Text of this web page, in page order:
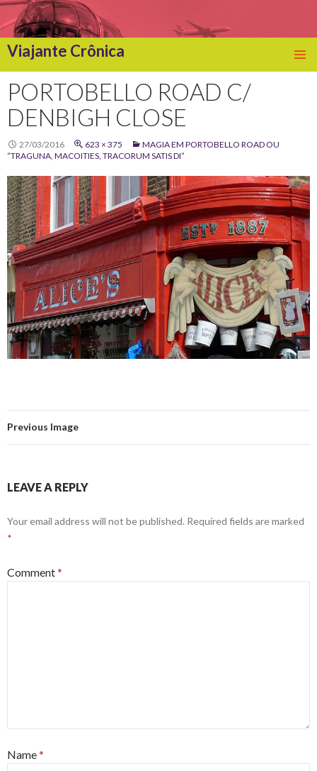
Viajante Crônica
TO
CONTENT
PORTOBELLO ROAD C/
DENBIGH CLOSE
27/03/2016 623 × 375
MAGIA EM PORTOBELLO ROAD OU
“TRAGUNA, MACOITIES, TRACORUM SATIS DI”
Previous Image
LEAVE A REPLY
Your email address will not be published. Required fields are marked
*
Comment*
Name*